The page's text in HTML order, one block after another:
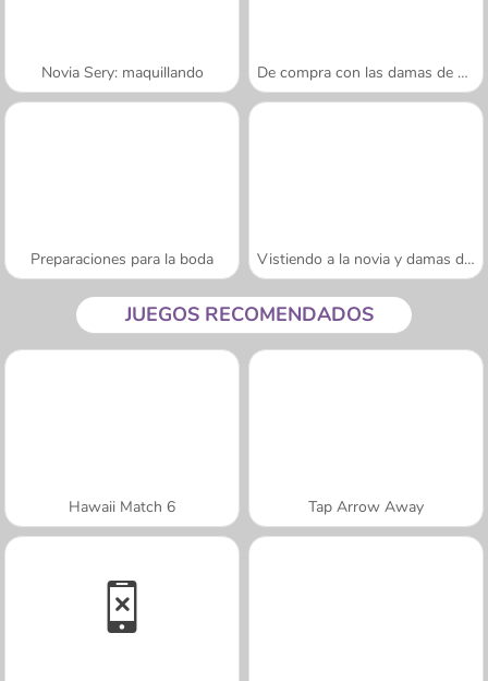
Novia Sery: maquillando De compra con las damas de honor
Preparaciones para la boda Vistiendo a la novia y damas de honor
JUEGOS RECOMENDADOS
Hawaii Match 6 Tap Arrow Away